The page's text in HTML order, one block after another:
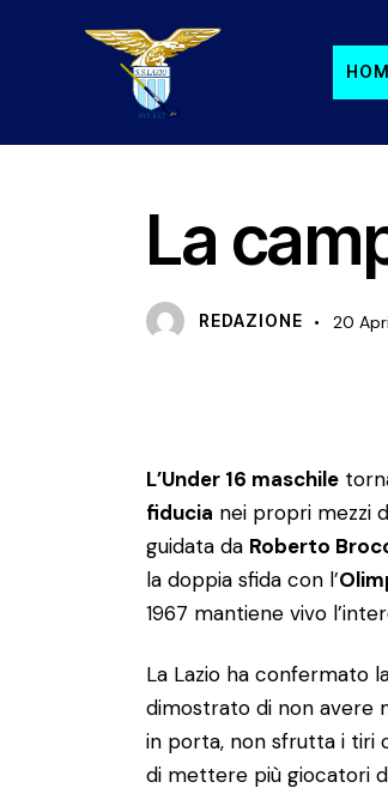
La
REDAZIONE 20
L’Under 16 maschile
fiducia nei propri mezzi
guidata da Roberto
la doppia sfida con l’
1967 mantiene vivo
La Lazio ha confermato
dimostrato di non avere
in porta, non sfrutta i tiri
di mettere più giocatori